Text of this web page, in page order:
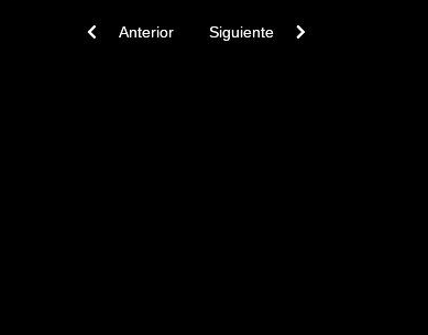
Previous article: Patrilocalidad
Anterior Next article: Patrilinaje
Siguiente